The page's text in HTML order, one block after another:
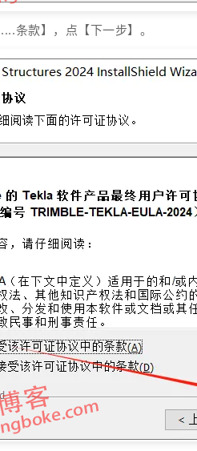
条款】，点【下一步】。